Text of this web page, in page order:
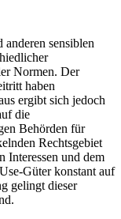
sensiblen
Normen. Der
haben
ergibt sich jedoch
die
Behörden für
Rechtsgebiet
Interessen und dem
Güter konstant auf
gelingt dieser